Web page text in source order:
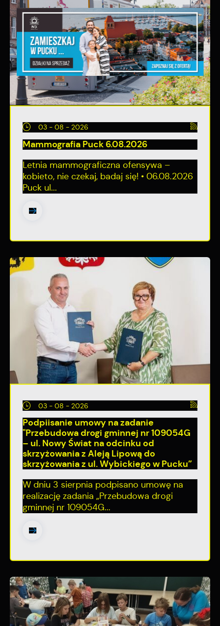
03 - 08 - 2026
Mammografia Puck 6.08.2026
Letnia mammograficzna ofensywa –
kobieto, nie czekaj, badaj się! • 06.08.2026
Puck ul...
03 - 08 - 2026
Podpiisanie umowy na zadanie
"Przebudowa drogi gminnej nr 109054G
– ul. Nowy Świat na odcinku od
skrzyżowania z Aleją Lipową do
skrzyżowania z ul. Wybickiego w Pucku”
W dniu 3 sierpnia podpisano umowę na
realizację zadania „Przebudowa drogi
gminnej nr 109054G...